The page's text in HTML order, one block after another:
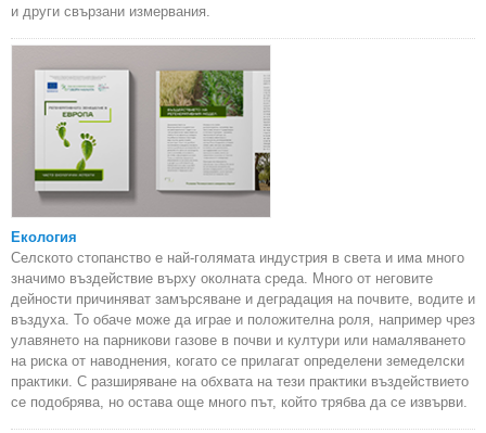
и други свързани измервания.
Екология
Селското стопанство е най-голямата индустрия в света и има много
значимо въздействие върху околната среда. Много от неговите
дейности причиняват замърсяване и деградация на почвите, водите и
въздуха. То обаче може да играе и положителна роля, например чрез
улавянето на парникови газове в почви и култури или намаляването
на риска от наводнения, когато се прилагат определени земеделски
практики. С разширяване на обхвата на тези практики въздействието
се подобрява, но остава още много път, който трябва да се извърви.